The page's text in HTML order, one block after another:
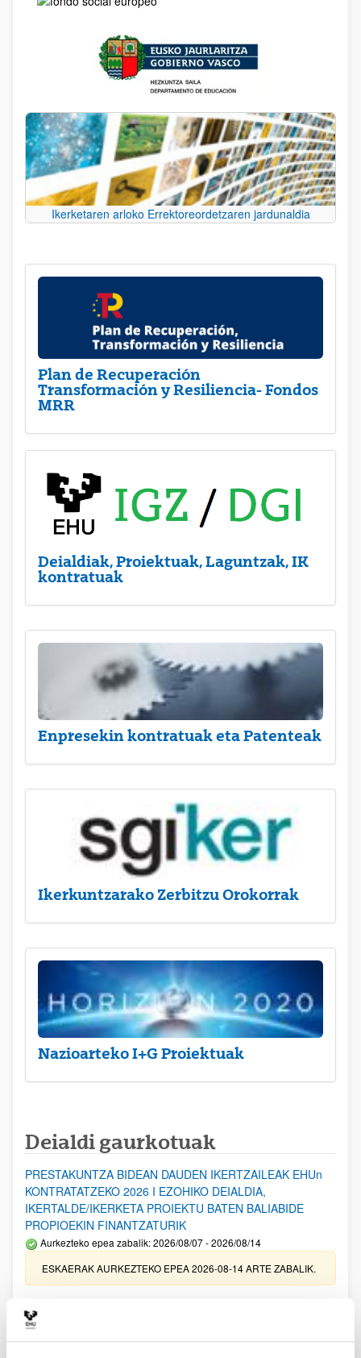
Ikerketaren arloko Errektoreordetzaren jardunaldia
Plan de Recuperación
Transformación y Resiliencia- Fondos
MRR
Deialdiak, Proiektuak, Laguntzak, IK
kontratuak
Enpresekin kontratuak eta Patenteak
Ikerkuntzarako Zerbitzu Orokorrak
Nazioarteko I+G Proiektuak
Deialdi gaurkotuak
PRESTAKUNTZA BIDEAN DAUDEN IKERTZAILEAK EHUn
KONTRATATZEKO 2026 I EZOHIKO DEIALDIA,
IKERTALDE/IKERKETA PROIEKTU BATEN BALIABIDE
PROPIOEKIN FINANTZATURIK
Aurkezteko epea zabalik: 2026/08/07 - 2026/08/14
ESKAERAK AURKEZTEKO EPEA 2026-08-14 ARTE ZABALIK.
erosi eta berritzeko laguntzak 2026
Izapide irekia